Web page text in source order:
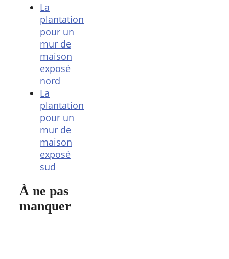
La
plantation
pour un
mur de
maison
exposé
nord
La
plantation
pour un
mur de
maison
exposé
sud
À ne pas
manquer